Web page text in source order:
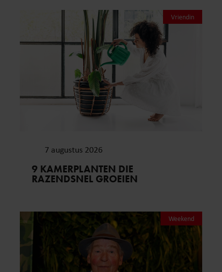
Vriendin
7 augustus 2026
9 KAMERPLANTEN DIE
RAZENDSNEL GROEIEN
Weekend